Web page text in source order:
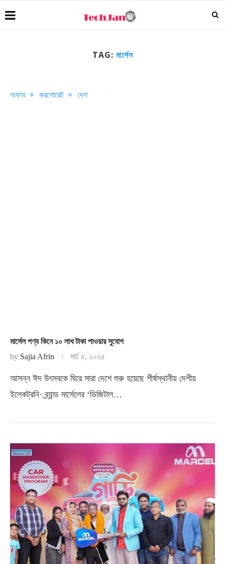
TAG: মার্সেল
অফার করপোরেট দেশ
মার্সেল পণ্য কিনে ১০ লাখ টাকা পাওয়ার সুযোগ
by Sajia Afrin মার্চ ৫, ২০২৫
আসন্ন ঈদ উৎসবকে ঘিরে সারা দেশে শুরু হয়েছে শীর্ষস্থানীয় দেশীয়
ইলেকট্রনি· ব্র্যান্ড মার্সেলের ‘ডিজিটাল…